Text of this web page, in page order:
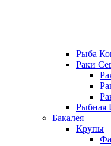
Рыба
Раки
Рыбная
Бакалея
Крупы